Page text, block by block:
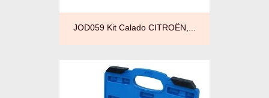
JOD059 Kit Calado CITROËN,...